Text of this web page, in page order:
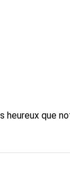
heureux que